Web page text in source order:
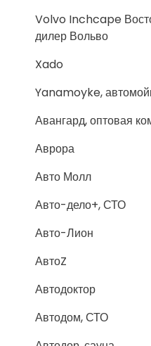
Volvo Inchcape
дилер Вольво
Xado
Yanamoyke,
Авангард, оптовая
Аврора
Авто Молл
Авто-дело+, СТО
Авто-Лион
АвтоZ
Автодоктор
Автодом, СТО